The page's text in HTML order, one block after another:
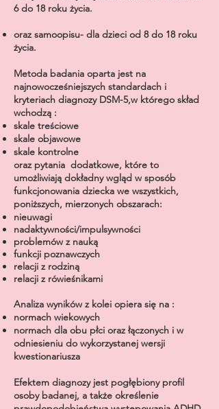
6 do 18 roku życia.
oraz samoopisu- dla dzieci od 8 do 18 roku
życia.
Metoda badania oparta jest na
najnowocześniejszych standardach i
kryteriach diagnozy DSM-5,w którego skład
wchodzą :
skale treściowe
skale objawowe
skale kontrolne
oraz pytania dodatkowe, które to
umożliwiają dokładny wgląd w sposób
funkcjonowania dziecka we wszystkich,
poniższych, mierzonych obszarach:
nieuwagi
nadaktywności/impulsywności
problemów z nauką
funkcji poznawczych
relacji z rodziną
relacji z rówieśnikami
Analiza wyników z kolei opiera się na :
normach wiekowych
normach dla obu płci oraz łączonych i w
odniesieniu do wykorzystanej wersji
kwestionariusza
Efektem diagnozy jest pogłębiony profil
osoby badanej, a także określenie